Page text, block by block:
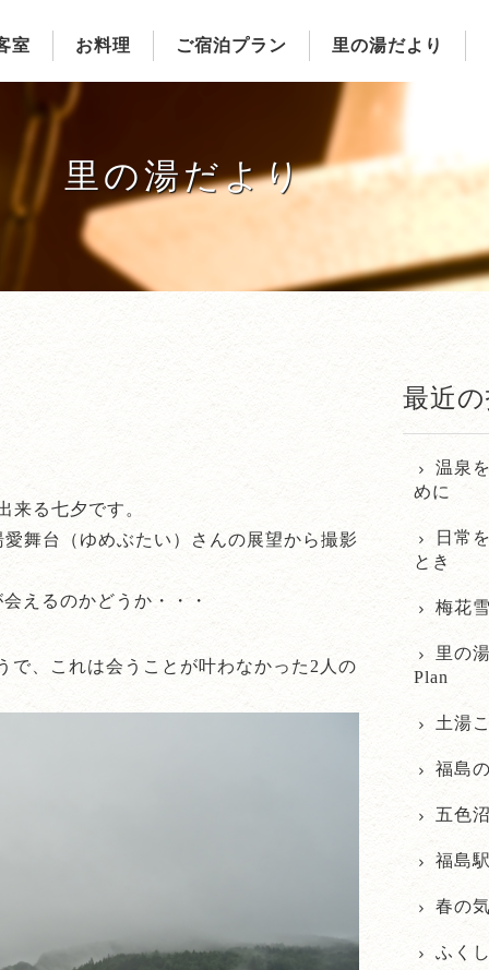
室 お料理 ご宿泊プラン 里の湯だより
里の湯だより
来る七夕です。
舞台（ゆめぶたい）さんの展望から撮影
えるのかどうか・・・
で、これは会うことが叶わなかった2人の
最近
温泉
めに
日常
とき
梅花
里の
Plan
土湯
福島
五色
福島
春の
ふく